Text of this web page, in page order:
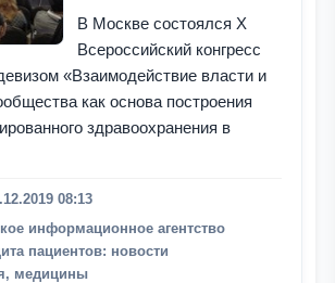
В Москве состоялся X
Всероссийский конгресс
«Взаимодействие власти и
как основа построения
здравоохранения в
08:13
информационное агентство
пациентов: новости
медицины